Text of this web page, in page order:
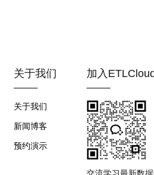
关于我们
关于我们
新闻博客
预约演示
加入